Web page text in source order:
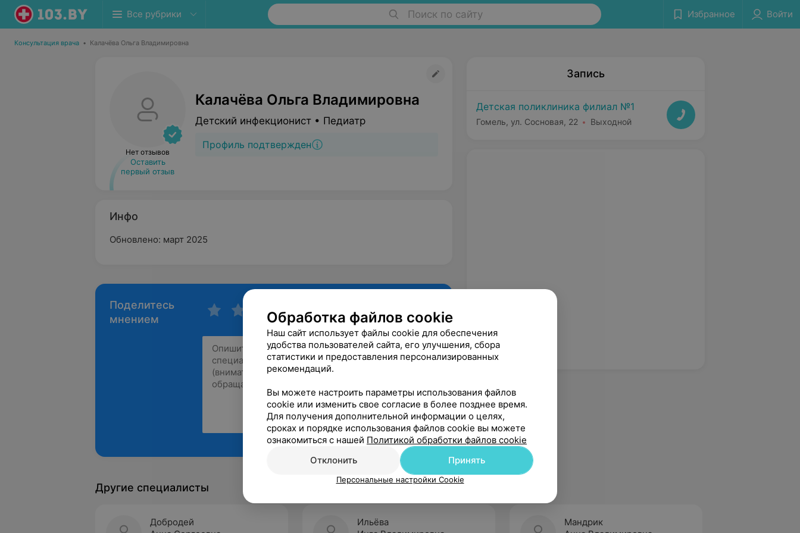
Все рубрики Поиск по сайту Избранное Войти
Консультация врача • Калачёва Ольга Владимировна
Нет отзывов
Оставить
первый отзыв
Калачёва Ольга Владимировна
Детский инфекционист • Педиатр
Профиль подтвержден
Инфо
Обновлено: март 2025
Поделитесь
мнением
Рекомендую
Запись
Детская поликлиника филиал №1
Гомель, ул. Сосновая, 22 Выходной
Другие специалисты
Добродей
Ильёва
Мандрик
Обработка файлов cookie
Наш сайт использует файлы cookie для обеспечения
удобства пользователей сайта, его улучшения, сбора
статистики и предоставления персонализированных
рекомендаций.
Вы можете настроить параметры использования файлов
cookie или изменить свое согласие в более позднее время.
Для получения дополнительной информации о целях,
сроках и порядке использования файлов cookie вы можете
ознакомиться с нашей Политикой обработки файлов cookie
Отклонить
Принять
Персональные настройки Cookie